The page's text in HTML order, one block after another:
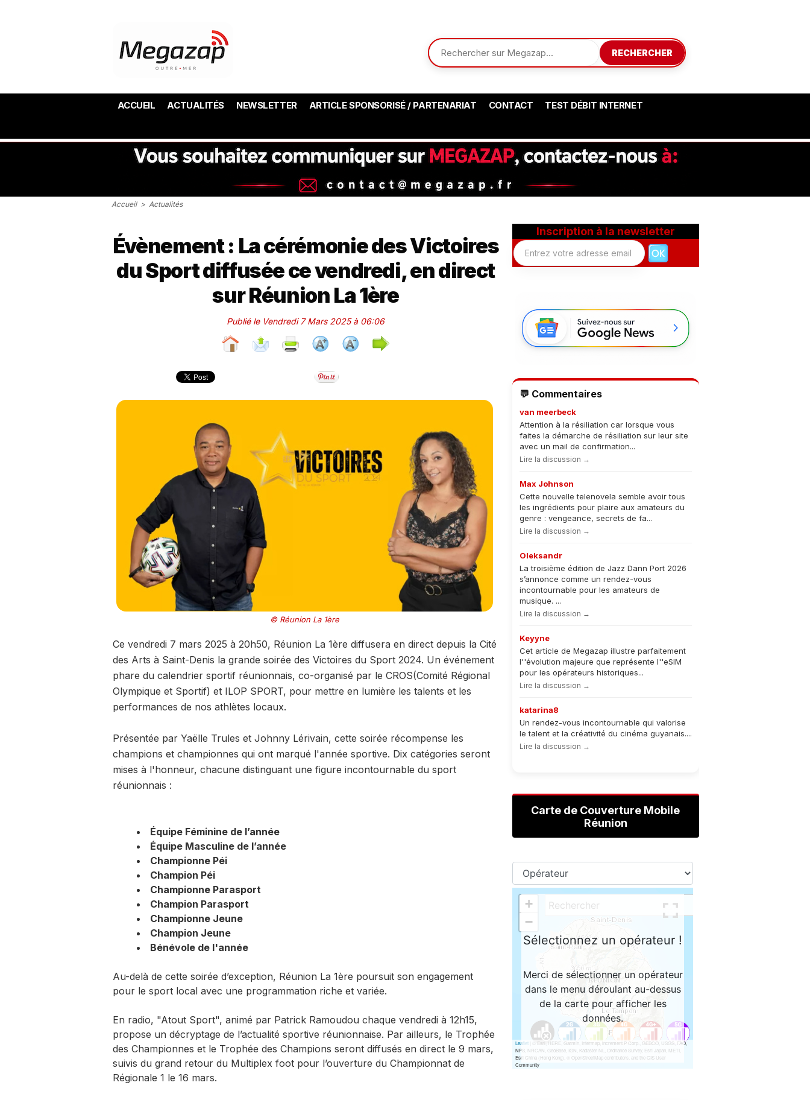
RECHERCHER
ACCUEIL ACTUALITÉS NEWSLETTER ARTICLE SPONSORISÉ / PARTENARIAT CONTACT TEST DÉBIT INTERNET
Accueil > Actualités
Évènement : La cérémonie des Victoires
du Sport diffusée ce vendredi, en direct
sur Réunion La 1ère
Publié le Vendredi 7 Mars 2025 à 06:06
© Réunion La 1ère
Ce vendredi 7 mars 2025 à 20h50, Réunion La 1ère diffusera en direct depuis la Cité
des Arts à Saint-Denis la grande soirée des Victoires du Sport 2024. Un événement
phare du calendrier sportif réunionnais, co-organisé par le CROS(Comité Régional
Olympique et Sportif) et ILOP SPORT, pour mettre en lumière les talents et les
performances de nos athlètes locaux.
Présentée par Yaëlle Trules et Johnny Lérivain, cette soirée récompense les
champions et championnes qui ont marqué l'année sportive. Dix catégories seront
mises à l'honneur, chacune distinguant une figure incontournable du sport
réunionnais :
Équipe Féminine de l’année
Équipe Masculine de l’année
Championne Péi
Champion Péi
Championne Parasport
Champion Parasport
Championne Jeune
Champion Jeune
Bénévole de l'année
Au-delà de cette soirée d’exception, Réunion La 1ère poursuit son engagement
pour le sport local avec une programmation riche et variée.
En radio, "Atout Sport", animé par Patrick Ramoudou chaque vendredi à 12h15,
propose un décryptage de l’actualité sportive réunionnaise. Par ailleurs, le Trophée
des Championnes et le Trophée des Champions seront diffusés en direct le 9 mars,
suivis du grand retour du Multiplex foot pour l’ouverture du Championnat de
Régionale 1 le 16 mars.
Inscription à la newsletter
💬 Commentaires
van meerbeck
Attention à la résiliation car lorsque vous
faites la démarche de résiliation sur leur site
avec un mail de confirmation...
Lire la discussion →
Max Johnson
Cette nouvelle telenovela semble avoir tous
les ingrédients pour plaire aux amateurs du
genre : vengeance, secrets de fa...
Lire la discussion →
Oleksandr
La troisième édition de Jazz Dann Port 2026
s’annonce comme un rendez-vous
incontournable pour les amateurs de
musique. ...
Lire la discussion →
Keyyne
Cet article de Megazap illustre parfaitement
l''évolution majeure que représente l''eSIM
pour les opérateurs historiques...
Lire la discussion →
katarina8
Un rendez-vous incontournable qui valorise
le talent et la créativité du cinéma guyanais....
Lire la discussion →
Carte de Couverture Mobile
Réunion